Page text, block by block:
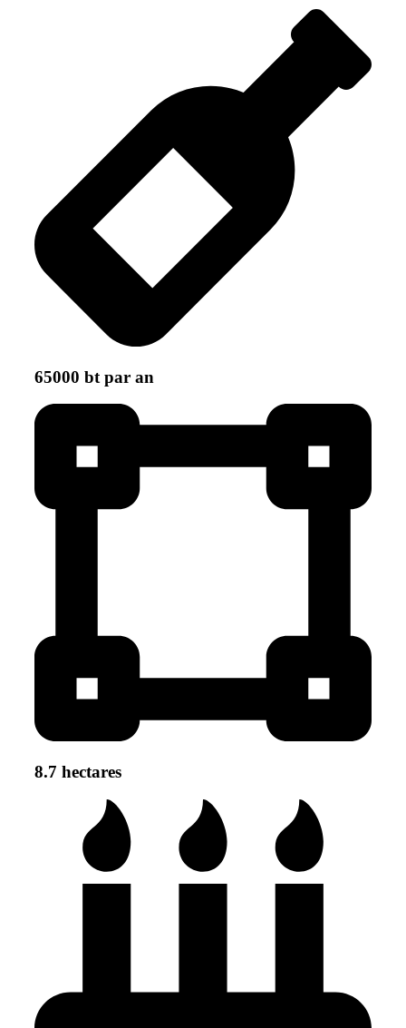
65000 bt par an
8.7 hectares